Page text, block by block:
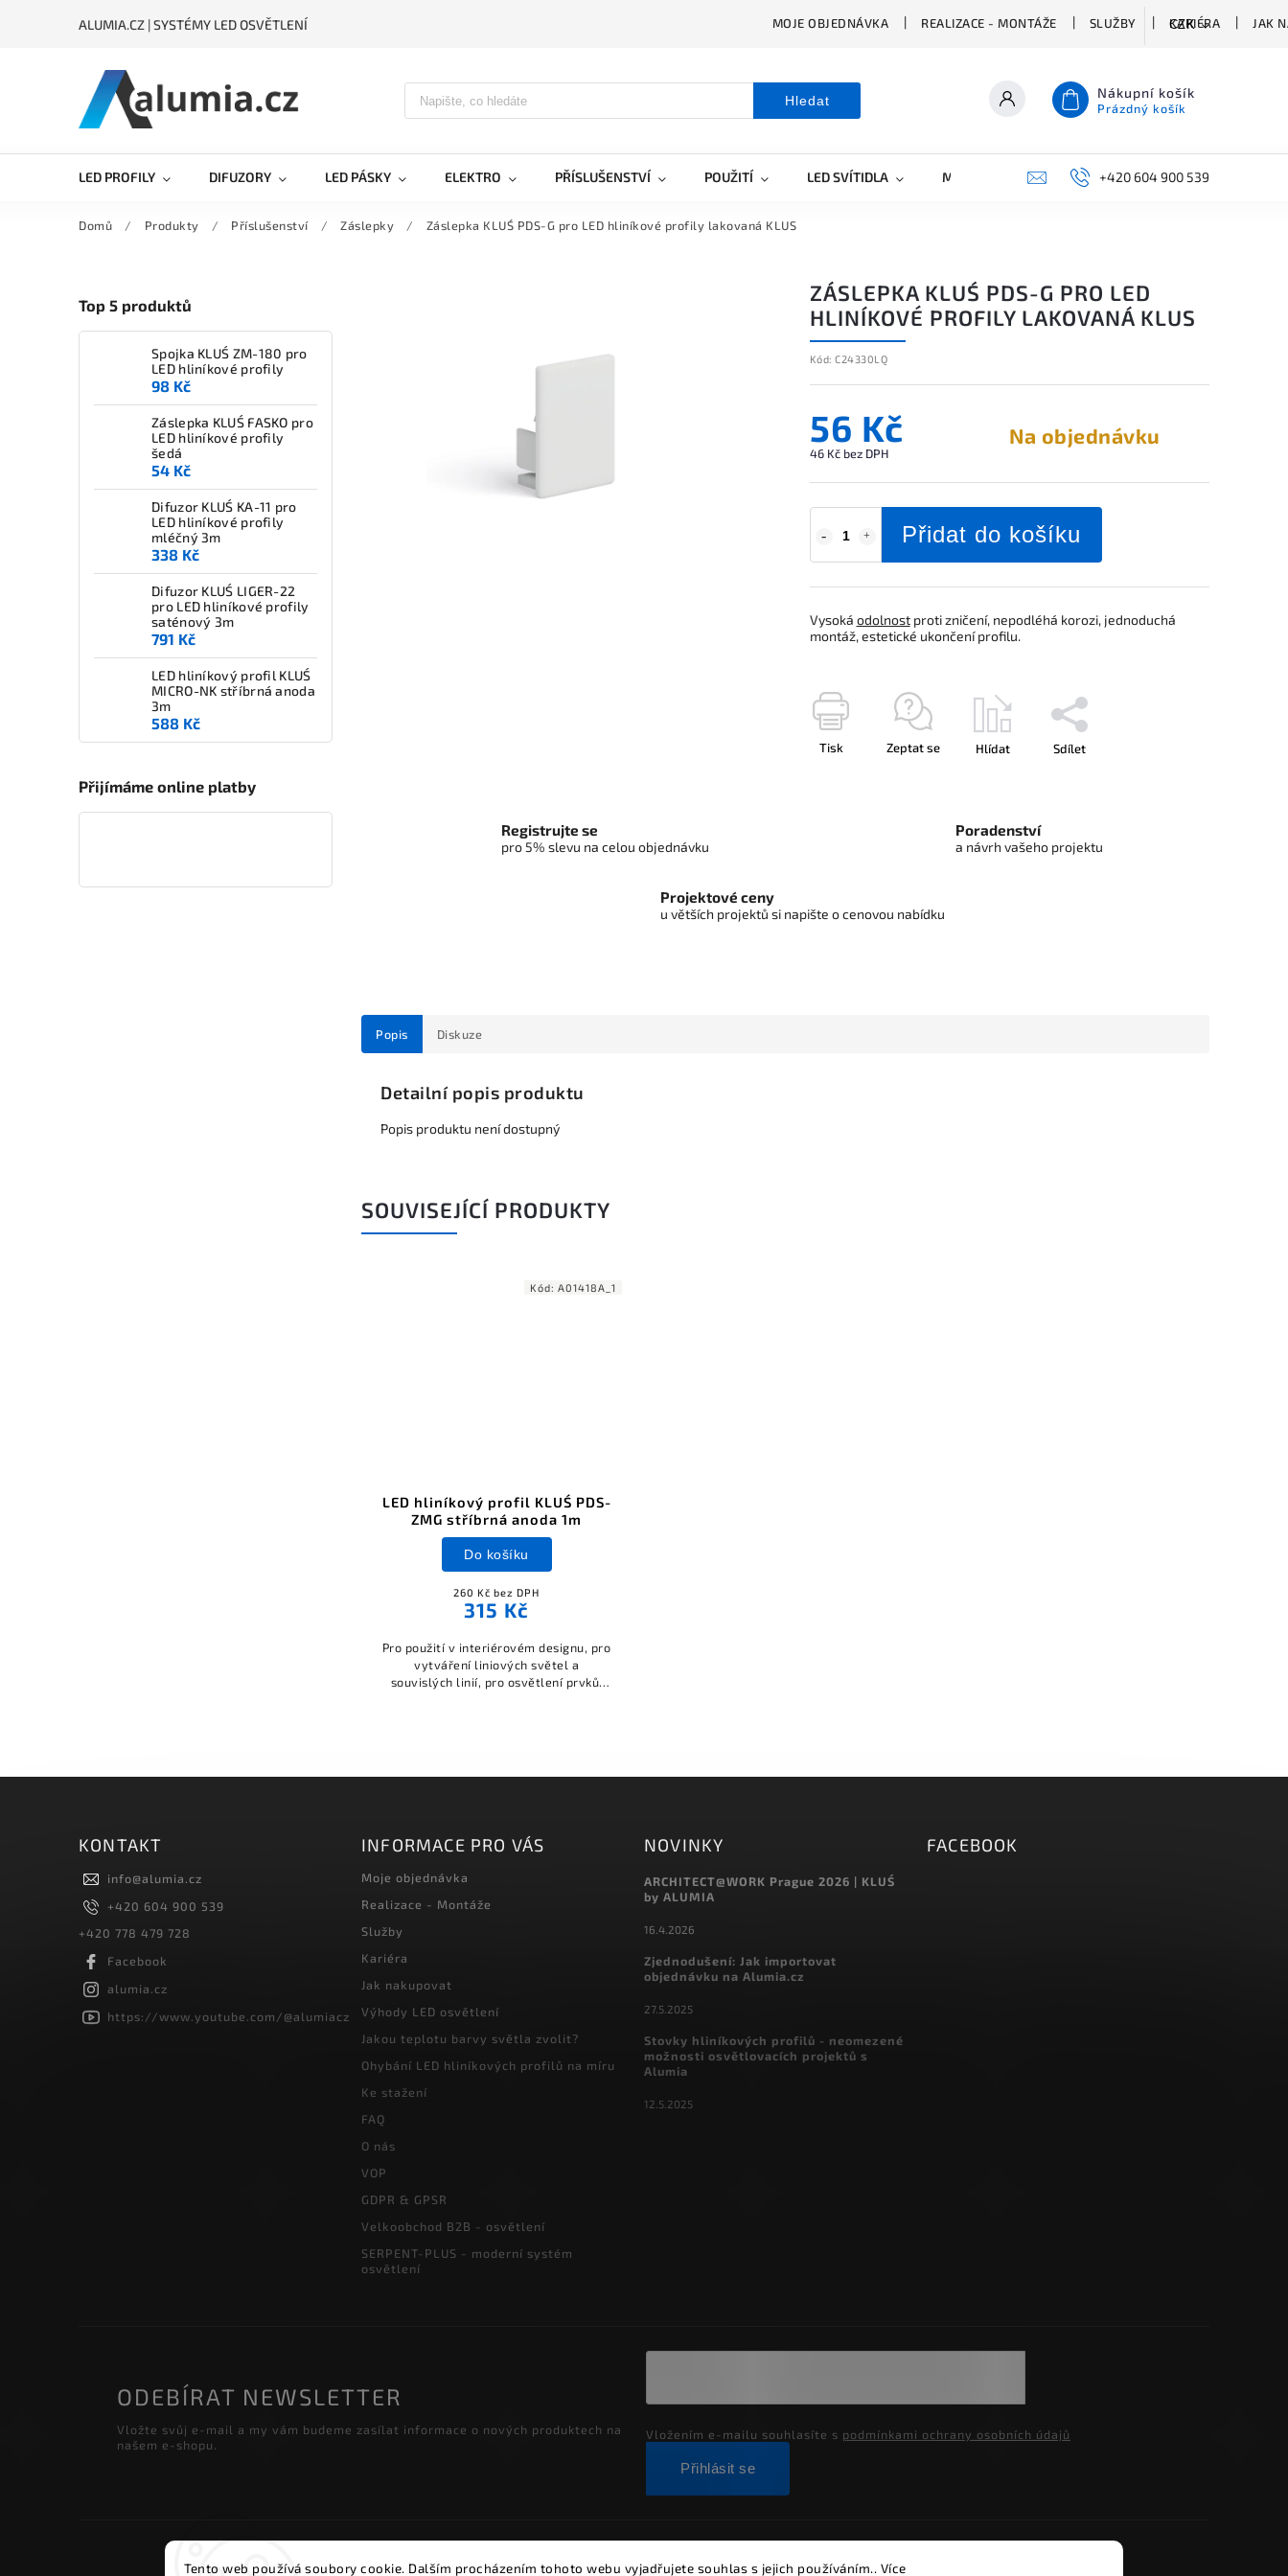
Tento web používá soubory cookie. Dalším procházením tohoto webu vyjadřujete souhlas s jejich používáním.. Více
ALUMIA.CZ | SYSTÉMY LED OSVĚTLENÍ MOJE OBJEDNÁVKA REALIZACE - MONTÁŽE SLUŽBY KARIÉRA JAK
CZK
Hledat Nákupní košík
Prázdný košík
LED PROFILY DIFUZORY LED PÁSKY ELEKTRO PŘÍSLUŠENSTVÍ POUŽITÍ LED SVÍTIDLA MARKETING KONTAKTY+420 604 900 539
Domů / Produkty / Příslušenství / Záslepky / Záslepka KLUŚ PDS-G pro LED hliníkové profily lakovaná KLUS
Top 5 produktů
Spojka KLUŚ ZM-180 pro
LED hliníkové profily
98 Kč
Záslepka KLUŚ FASKO pro
LED hliníkové profily
šedá
54 Kč
Difuzor KLUŚ KA-11 pro
LED hliníkové profily
mléčný 3m
338 Kč
Difuzor KLUŚ LIGER-22
pro LED hliníkové profily
saténový 3m
791 Kč
LED hliníkový profil KLUŚ
MICRO-NK stříbrná anoda
3m
588 Kč
Přijímáme online platby
ZÁSLEPKA KLUŚ PDS-G PRO LED
HLINÍKOVÉ PROFILY LAKOVANÁ KLUS
Kód: C24330LQ
56 Kč
46 Kč bez DPH
Na objednávku
Přidat do košíku
Vysoká odolnostproti zničení, nepodléhá korozi, jednoduchá
montáž, estetické ukončení profilu.
Tisk Zeptat se Hlídat Sdílet
Registrujte se
pro 5% slevu na celou objednávku
Poradenství
a návrh vašeho projektu
Projektové ceny
u větších projektů si napište o cenovou nabídku
Popis Diskuze
Detailní popis produktu
Popis produktu není dostupný
SOUVISEJÍCÍ PRODUKTY
LED hliníkový profil KLUŚ PDS-
ZMG stříbrná anoda 1m
260 Kč bez DPH
315 Kč
Do košíku
Pro použití v interiérovém designu, pro
vytváření liniových světel a
souvislých linií, pro osvětlení prvků,
Kód: A01418A_1
KONTAKT
info@alumia.cz
+420 604 900 539
+420 778 479 728
Facebook
alumia.cz
https://www.youtube.com/@alumiacz
INFORMACE PRO VÁS
Moje objednávka
Realizace - Montáže
Služby
Kariéra
Jak nakupovat
Výhody LED osvětlení
Jakou teplotu barvy světla zvolit?
Ohybání LED hliníkových profilů na míru
Ke stažení
FAQ
O nás
VOP
GDPR & GPSR
Velkoobchod B2B - osvětlení
SERPENT-PLUS - moderní systém
osvětlení
NOVINKY
ARCHITECT@WORK Prague 2026 | KLUŚ
by ALUMIA
16.4.2026
Zjednodušení: Jak importovat
objednávku na Alumia.cz
27.5.2025
Stovky hliníkových profilů - neomezené
možnosti osvětlovacích projektů s
Alumia
12.5.2025
FACEBOOK
ODEBÍRAT NEWSLETTER
Vložte svůj e-mail a my vám budeme zasílat informace o nových produktech na
našem e-shopu.
Vložením e-mailu souhlasíte s podmínkami ochrany osobních údajů
Přihlásit se